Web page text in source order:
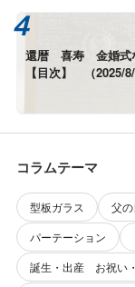
還暦 喜寿 金婚式
【目次】 （2025/8/
コラムテーマ
型板ガラス 父
パーテーション
誕生・出産 お祝い